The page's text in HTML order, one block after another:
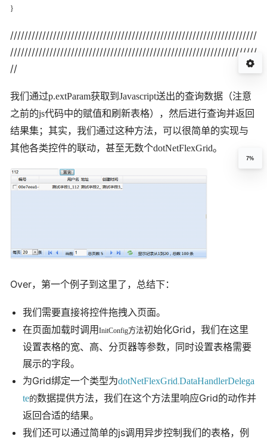
}
/////////////////////////////////////////////////////////////////////
/////////////////////////////////////////////////////////////////////
//
我们通过p.extParam获取到 Javascript送出的查询数据（注意
之前的js代码中的赋值和刷新表格），然后进行查询并返回
结果集；其实，我们通过这种方法，可以很简单的实现与
其他各类控件的联动，甚至无数个dotNetFlexGrid。
Over，第一个例子到这里了，总结下：
我们需要直接将控件拖拽入页面。
在页面加载时调用InitConfig方法初始化Grid，我们在这里
设置表格的宽、高、分页器等参数，同时设置表格需要
展示的字段。
为Grid绑定一个类型为dotNetFlexGrid DataHandlerDelega
te的数据提供方法，我们在这个方法里响应Grid的动作并
返回合适的结果。
我们还可以通过简单的js调用异步控制我们的表格，例
7%